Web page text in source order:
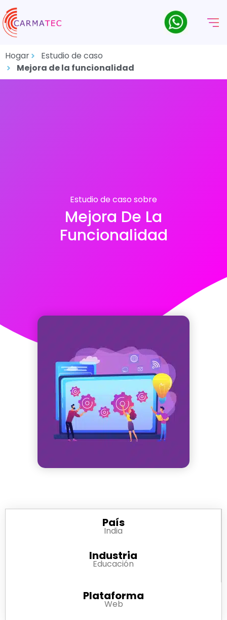
Hogar
Estudio de caso
Mejora de la funcionalidad
Estudio de caso sobre
Mejora De La
Funcionalidad
País
India
Industria
Educación
Plataforma
Web